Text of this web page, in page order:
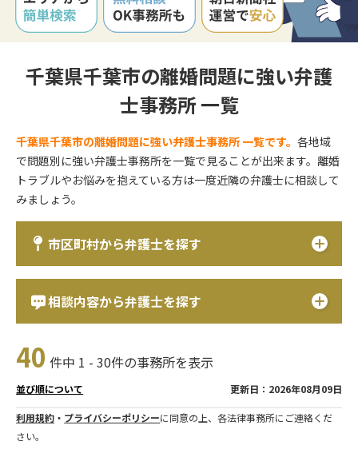
千葉県千葉市の離婚問題に強い弁護
士事務所 一覧
千葉県千葉市の離婚問題に強い弁護士事務所 一覧です。各地域
で問題別に強い弁護士事務所を一覧で見ることが出来ます。離婚
トラブルやお悩みを抱えている方は一度近隣の弁護士に相談して
みましょう。
市区町村から弁護士を探す
相談内容から弁護士を探す
40 件中 1 - 30件の事務所を表示
並び順について 更新日：2026年08月09日
利用規約 ・ プライバシーポリシーに同意の上、各法律事務所にご連絡くだ
さい。